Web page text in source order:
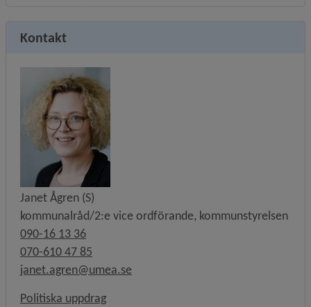
Kontakt
Janet Ågren (S)
kommunalråd/2:e vice ordförande, kommunstyrelsen
090-16 13 36
070-610 47 85
janet.agren@umea.se
Politiska uppdragLänk till annan webbplats, öppnas i nytt